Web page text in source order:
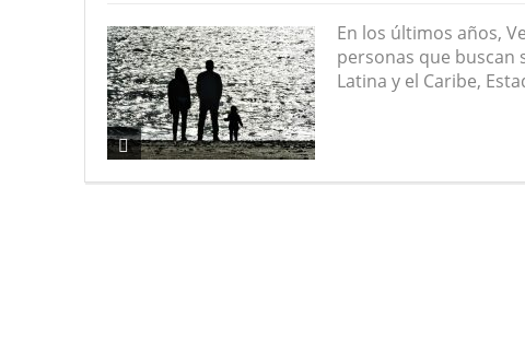
En los últimos años,
personas que buscan
Latina y el Caribe,